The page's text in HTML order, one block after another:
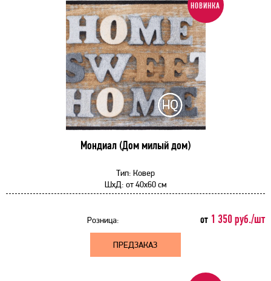
НОВИНКА
Мондиал (Дом милый дом)
Тип: Ковер
ШхД: от40x60 см
Розница: от 1 350 руб./шт
ПРЕДЗАКАЗ